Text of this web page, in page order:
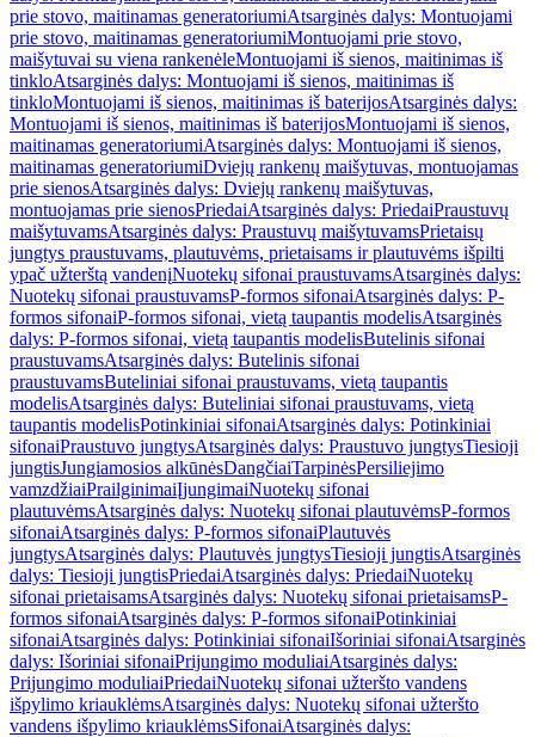
prie stovo, maitinamas generatoriumiAtsarginės dalys: Montuojami
prie stovo, maitinamas generatoriumiMontuojami prie stovo,
maišytuvai su viena rankenėleMontuojami iš sienos, maitinimas iš
tinkloAtsarginės dalys: Montuojami iš sienos, maitinimas iš
tinkloMontuojami iš sienos, maitinimas iš baterijosAtsarginės dalys:
Montuojami iš sienos, maitinimas iš baterijosMontuojami iš sienos,
maitinamas generatoriumiAtsarginės dalys: Montuojami iš sienos,
maitinamas generatoriumiDviejų rankenų maišytuvas, montuojamas
prie sienosAtsarginės dalys: Dviejų rankenų maišytuvas,
montuojamas prie sienosPriedaiAtsarginės dalys: PriedaiPraustuvų
maišytuvamsAtsarginės dalys: Praustuvų maišytuvamsPrietaisų
jungtys praustuvams, plautuvėms, prietaisams ir plautuvėms išpilti
ypač užterštą vandenįNuotekų sifonai praustuvamsAtsarginės dalys:
Nuotekų sifonai praustuvamsP-formos sifonaiAtsarginės dalys: P-
formos sifonaiP-formos sifonai, vietą taupantis modelisAtsarginės
dalys: P-formos sifonai, vietą taupantis modelisButelinis sifonai
praustuvamsAtsarginės dalys: Butelinis sifonai
praustuvamsButeliniai sifonai praustuvams, vietą taupantis
modelisAtsarginės dalys: Buteliniai sifonai praustuvams, vietą
taupantis modelisPotinkiniai sifonaiAtsarginės dalys: Potinkiniai
sifonaiPraustuvo jungtysAtsarginės dalys: Praustuvo jungtysTiesioji
jungtisJungiamosios alkūnėsDangčiaiTarpinėsPersiliejimo
vamzdžiaiPrailginimaiĮjungimaiNuotekų sifonai
plautuvėmsAtsarginės dalys: Nuotekų sifonai plautuvėmsP-formos
sifonaiAtsarginės dalys: P-formos sifonaiPlautuvės
jungtysAtsarginės dalys: Plautuvės jungtysTiesioji jungtisAtsarginės
dalys: Tiesioji jungtisPriedaiAtsarginės dalys: PriedaiNuotekų
sifonai prietaisamsAtsarginės dalys: Nuotekų sifonai prietaisamsP-
formos sifonaiAtsarginės dalys: P-formos sifonaiPotinkiniai
sifonaiAtsarginės dalys: Potinkiniai sifonaiIšoriniai sifonaiAtsarginės
dalys: Išoriniai sifonaiPrijungimo moduliaiAtsarginės dalys:
Prijungimo moduliaiPriedaiNuotekų sifonai užteršto vandens
išpylimo kriauklėmsAtsarginės dalys: Nuotekų sifonai užteršto
vandens išpylimo kriauklėmsSifonaiAtsarginės dalys: